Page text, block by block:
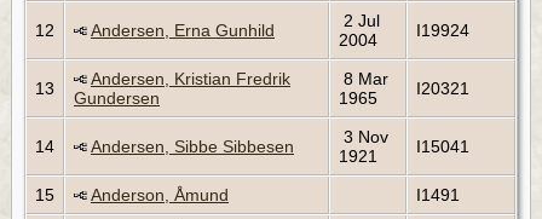
12 Andersen, Erna Gunhild
2 Jul
2004
I19924
13
Andersen, Kristian Fredrik
Gundersen
8 Mar
1965
I20321
14 Andersen, Sibbe Sibbesen
3 Nov
1921
I15041
15 Anderson, Åmund
I1491